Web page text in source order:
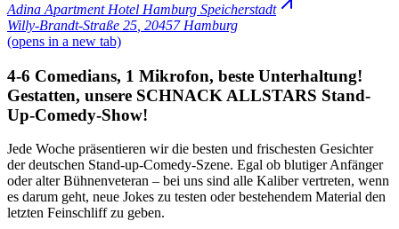
Adina Apartment Hotel Hamburg Speicherstadt
Willy-Brandt-Straße 25 20457 Hamburg
(opens in a new tab)
4-6 Comedians, 1 Mikrofon, beste Unterhaltung!
Gestatten, unsere SCHNACK ALLSTARS Stand-
Up-Comedy-Show!
Jede Woche präsentieren wir die besten und frischesten Gesichter
der deutschen Stand-up-Comedy-Szene. Egal ob blutiger Anfänger
oder alter Bühnenveteran – bei uns sind alle Kaliber vertreten, wenn
es darum geht, neue Jokes zu testen oder bestehendem Material den
letzten Feinschliff zu geben.